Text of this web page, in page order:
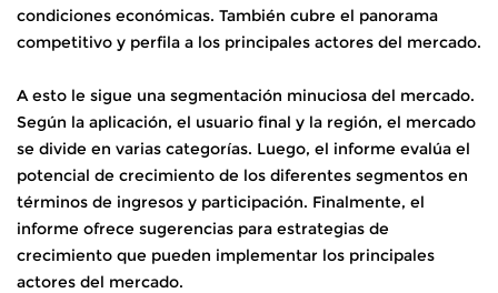
condiciones económicas. También cubre el panorama
competitivo y perfila a los principales actores del mercado.
A esto le sigue una segmentación minuciosa del mercado.
Según la aplicación, el usuario final y la región, el mercado
se divide en varias categorías. Luego, el informe evalúa el
potencial de crecimiento de los diferentes segmentos en
términos de ingresos y participación. Finalmente, el
informe ofrece sugerencias para estrategias de
crecimiento que pueden implementar los principales
actores del mercado.